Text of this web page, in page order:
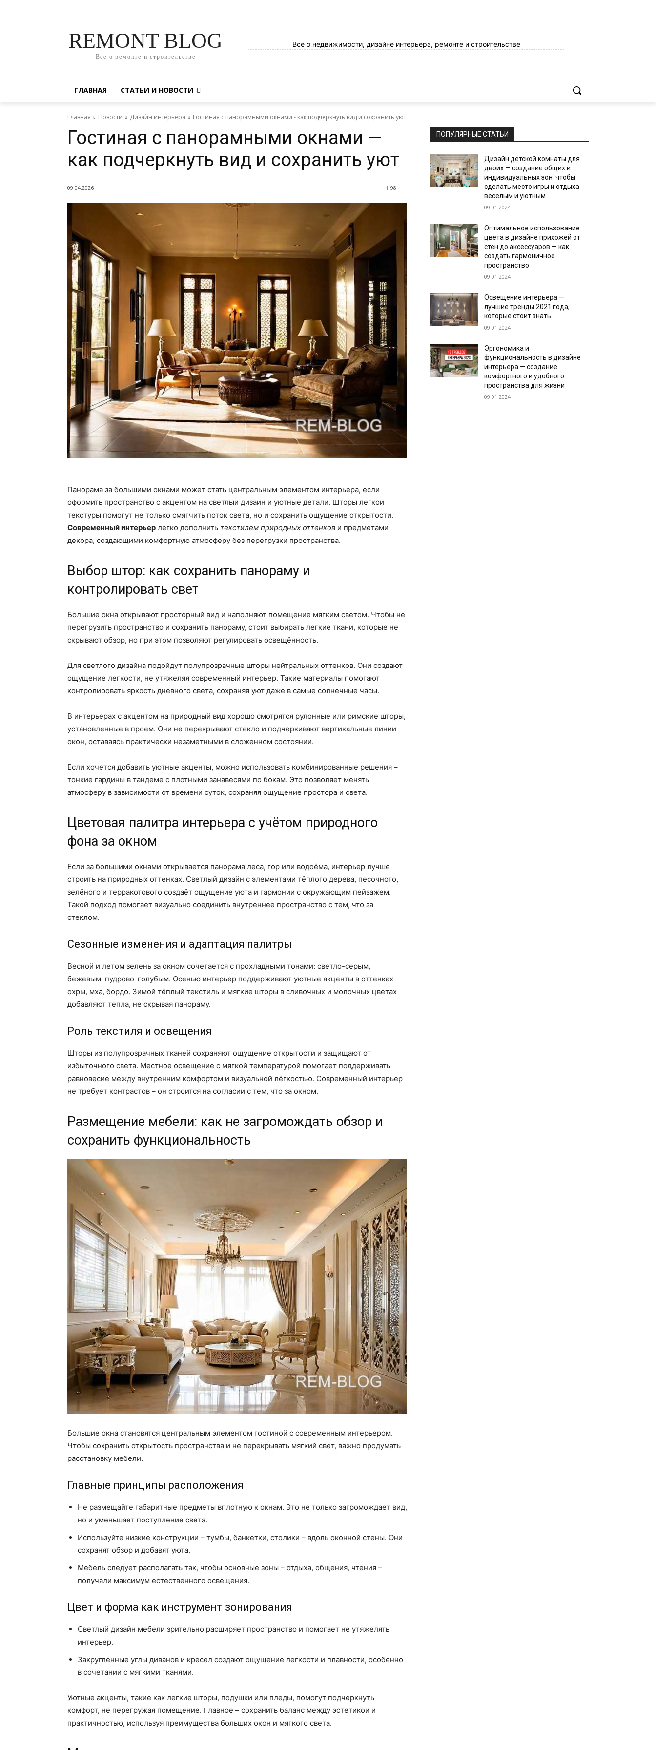
REMONT BLOG
Всё о ремонте и строительстве
Всё о недвижимости, дизайне интерьера, ремонте и строительстве
ГЛАВНАЯ СТАТЬИ И НОВОСТИ
Главная Новости Дизайн интерьера Гостиная с панорамными окнами - как подчеркнуть вид и сохранить уют
Гостиная с панорамными окнами —
как подчеркнуть вид и сохранить уют
09.04.2026 98
Панорама за большими окнами может стать центральным элементом интерьера, если
оформить пространство с акцентом на светлый дизайн и уютные детали. Шторы легкой
текстуры помогут не только смягчить поток света, но и сохранить ощущение открытости.
Современный интерьер легко дополнить текстилем природных оттенков и предметами
декора, создающими комфортную атмосферу без перегрузки пространства.
Выбор штор: как сохранить панораму и
контролировать свет
Большие окна открывают просторный вид и наполняют помещение мягким светом. Чтобы не
перегрузить пространство и сохранить панораму, стоит выбирать легкие ткани, которые не
скрывают обзор, но при этом позволяют регулировать освещённость.
Для светлого дизайна подойдут полупрозрачные шторы нейтральных оттенков. Они создают
ощущение легкости, не утяжеляя современный интерьер. Такие материалы помогают
контролировать яркость дневного света, сохраняя уют даже в самые солнечные часы.
В интерьерах с акцентом на природный вид хорошо смотрятся рулонные или римские шторы,
установленные в проем. Они не перекрывают стекло и подчеркивают вертикальные линии
окон, оставаясь практически незаметными в сложенном состоянии.
Если хочется добавить уютные акценты, можно использовать комбинированные решения –
тонкие гардины в тандеме с плотными занавесями по бокам. Это позволяет менять
атмосферу в зависимости от времени суток, сохраняя ощущение простора и света.
Цветовая палитра интерьера с учётом природного
фона за окном
Если за большими окнами открывается панорама леса, гор или водоёма, интерьер лучше
строить на природных оттенках. Светлый дизайн с элементами тёплого дерева, песочного,
зелёного и терракотового создаёт ощущение уюта и гармонии с окружающим пейзажем.
Такой подход помогает визуально соединить внутреннее пространство с тем, что за
стеклом.
Сезонные изменения и адаптация палитры
Весной и летом зелень за окном сочетается с прохладными тонами: светло-серым,
бежевым, пудрово-голубым. Осенью интерьер поддерживают уютные акценты в оттенках
охры, мха, бордо. Зимой тёплый текстиль и мягкие шторы в сливочных и молочных цветах
добавляют тепла, не скрывая панораму.
Роль текстиля и освещения
Шторы из полупрозрачных тканей сохраняют ощущение открытости и защищают от
избыточного света. Местное освещение с мягкой температурой помогает поддерживать
равновесие между внутренним комфортом и визуальной лёгкостью. Современный интерьер
не требует контрастов – он строится на согласии с тем, что за окном.
Размещение мебели: как не загромождать обзор и
сохранить функциональность
Большие окна становятся центральным элементом гостиной с современным интерьером.
Чтобы сохранить открытость пространства и не перекрывать мягкий свет, важно продумать
расстановку мебели.
Главные принципы расположения
Не размещайте габаритные предметы вплотную к окнам. Это не только загромождает вид,
но и уменьшает поступление света.
Используйте низкие конструкции – тумбы, банкетки, столики – вдоль оконной стены. Они
сохранят обзор и добавят уюта.
Мебель следует располагать так, чтобы основные зоны – отдыха, общения, чтения –
получали максимум естественного освещения.
Цвет и форма как инструмент зонирования
Светлый дизайн мебели зрительно расширяет пространство и помогает не утяжелять
интерьер.
Закругленные углы диванов и кресел создают ощущение легкости и плавности, особенно
в сочетании с мягкими тканями.
Уютные акценты, такие как легкие шторы, подушки или пледы, помогут подчеркнуть
комфорт, не перегружая помещение. Главное – сохранить баланс между эстетикой и
практичностью, используя преимущества больших окон и мягкого света.
ПОПУЛЯРНЫЕ СТАТЬИ
Дизайн детской комнаты для
двоих — создание общих и
индивидуальных зон, чтобы
сделать место игры и отдыха
веселым и уютным
09.01.2024
Оптимальное использование
цвета в дизайне прихожей от
стен до аксессуаров — как
создать гармоничное
пространство
09.01.2024
Освещение интерьера —
лучшие тренды 2021 года,
которые стоит знать
09.01.2024
Эргономика и
функциональность в дизайне
интерьера — создание
комфортного и удобного
пространства для жизни
09.01.2024